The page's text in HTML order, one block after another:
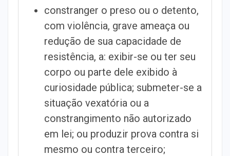
constranger o preso ou o detento,
com violência, grave ameaça ou
redução de sua capacidade de
resistência, a: exibir-se ou ter seu
corpo ou parte dele exibido à
curiosidade pública; submeter-se a
situação vexatória ou a
constrangimento não autorizado
em lei; ou produzir prova contra si
mesmo ou contra terceiro;